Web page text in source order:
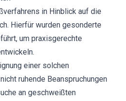
in Hinblick auf die
Hierfür wurden gesonderte
um praxisgerechte
einer solchen
ruhende Beanspruchungen
an geschweißten